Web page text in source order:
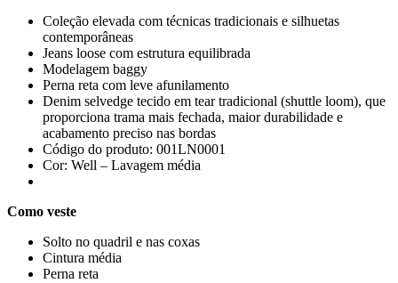
Coleção elevada com técnicas tradicionais e silhuetas
contemporâneas
Jeans loose com estrutura equilibrada
Modelagem baggy
Perna reta com leve afunilamento
Denim selvedge tecido em tear tradicional (shuttle loom), que
proporciona trama mais fechada, maior durabilidade e
acabamento preciso nas bordas
Código do produto: 001LN0001
Cor: Well – Lavagem média
Como veste
Solto no quadril e nas coxas
Cintura média
Perna reta